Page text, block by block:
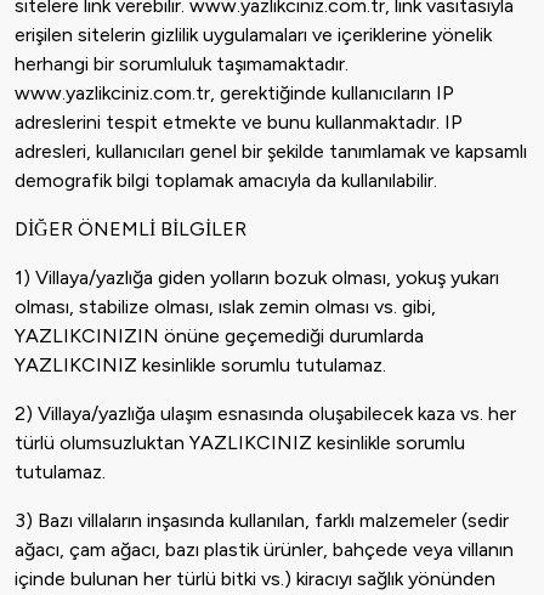
sitelere link verebilir. www.yazlikciniz.com.tr, link vasıtasıyla
erişilen sitelerin gizlilik uygulamaları ve içeriklerine yönelik
herhangi bir sorumluluk taşımamaktadır.
www.yazlikciniz.com.tr, gerektiğinde kullanıcıların IP
adreslerini tespit etmekte ve bunu kullanmaktadır. IP
adresleri, kullanıcıları genel bir şekilde tanımlamak ve kapsamlı
demografik bilgi toplamak amacıyla da kullanılabilir.
DİĞER ÖNEMLİ BİLGİLER
1) Villaya/yazlığa giden yolların bozuk olması, yokuş yukarı
olması, stabilize olması, ıslak zemin olması vs. gibi,
YAZLIKCINIZIN önüne geçemediği durumlarda
YAZLIKCINIZ kesinlikle sorumlu tutulamaz.
2) Villaya/yazlığa ulaşım esnasında oluşabilecek kaza vs. her
türlü olumsuzluktan YAZLIKCINIZ kesinlikle sorumlu
tutulamaz.
3) Bazı villaların inşasında kullanılan, farklı malzemeler (sedir
ağacı, çam ağacı, bazı plastik ürünler, bahçede veya villanın
içinde bulunan her türlü bitki vs.) kiracıyı sağlık yönünden